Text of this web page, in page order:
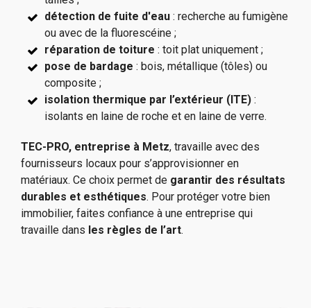
détection de fuite d'eau : recherche au fumigène
ou avec de la fluorescéine ;
réparation de toiture : toit plat uniquement ;
pose de bardage : bois, métallique (tôles) ou
composite ;
isolation thermique par l’extérieur (ITE) :
isolants en laine de roche et en laine de verre.
TEC-PRO, entreprise à Metz, travaille avec des
fournisseurs locaux pour s’approvisionner en
matériaux. Ce choix permet de garantir des résultats
durables et esthétiques. Pour protéger votre bien
immobilier, faites confiance à une entreprise qui
travaille dans les règles de l’art.